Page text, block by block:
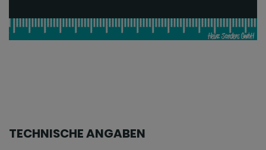
TECHNISCHE ANGABEN